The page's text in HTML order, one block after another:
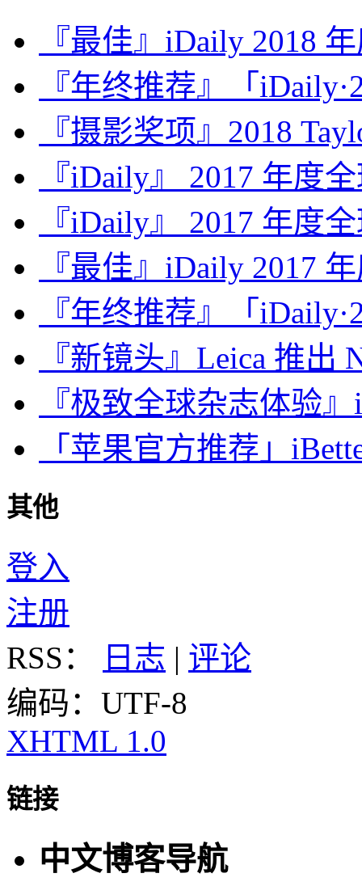
『最佳』iDaily 2018
『年终推荐』「
『摄影奖项』2018
『iDaily』 2017 年度
『iDaily』 2017 年度
『最佳』iDaily 2017
『年终推荐』「
『新镜头』Leica 推出
『极致全球杂志体验
「苹果官方推荐」
其他
登入
注册
RSS：
日志 | 评论
编码：UTF-8
XHTML 1.0
链接
中文博客导航